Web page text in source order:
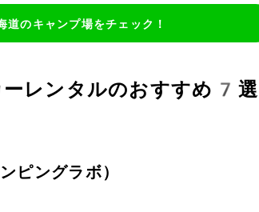
道のキャンプ場をチェック！
ーレンタルのおすすめ7選
ングラボ）